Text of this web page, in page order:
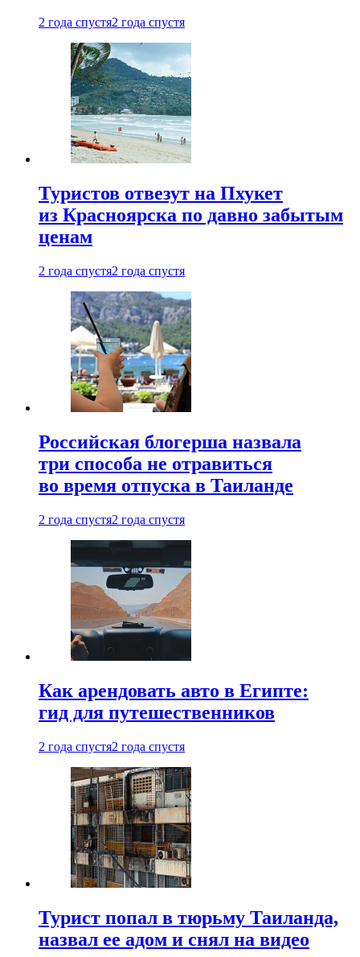
2 года спустя2 года спустя
Туристов отвезут на Пхукет
из Красноярска по давно забытым
ценам
2 года спустя2 года спустя
Российская блогерша назвала
три способа не отравиться
во время отпуска в Таиланде
2 года спустя2 года спустя
Как арендовать авто в Египте:
гид для путешественников
2 года спустя2 года спустя
Турист попал в тюрьму Таиланда,
назвал ее адом и снял на видео